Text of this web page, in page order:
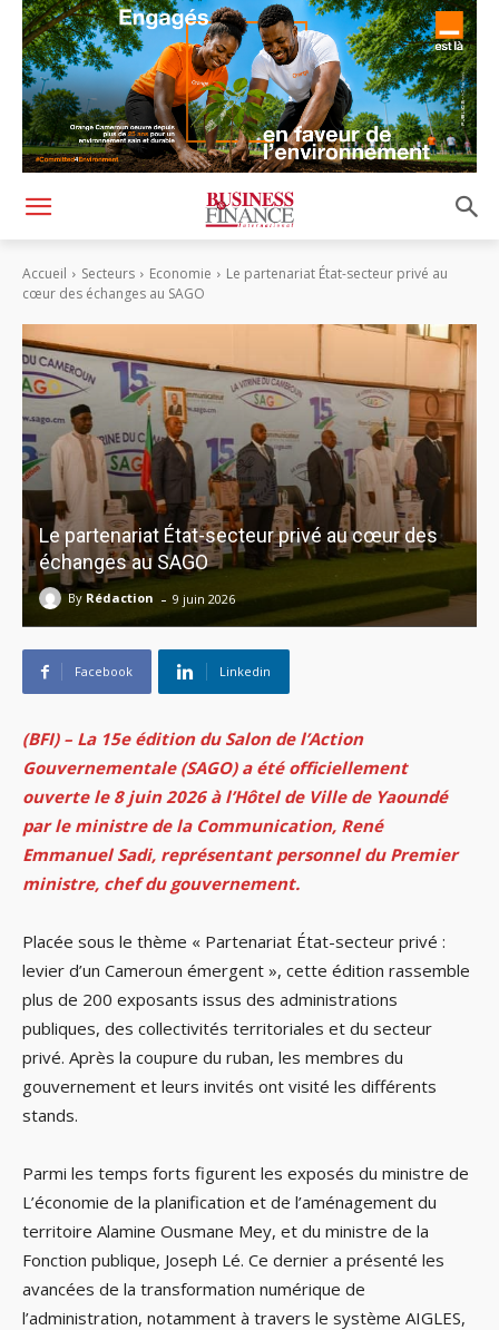
Accueil Secteurs Economie
Le partenariat État-secteur privé au
cœur des échanges au SAGO
Le partenariat État-secteur privé au cœur des
échanges au SAGO
By Rédaction - 9 juin 2026
Facebook Linkedin
(BFI) – La 15e édition du Salon de l’Action
Gouvernementale (SAGO) a été officiellement
ouverte le 8 juin 2026 à l’Hôtel de Ville de Yaoundé
par le ministre de la Communication, René
Emmanuel Sadi, représentant personnel du Premier
ministre, chef du gouvernement.
Placée sous le thème « Partenariat État-secteur privé :
levier d’un Cameroun émergent », cette édition rassemble
plus de 200 exposants issus des administrations
publiques, des collectivités territoriales et du secteur
privé. Après la coupure du ruban, les membres du
gouvernement et leurs invités ont visité les différents
stands.
Parmi les temps forts figurent les exposés du ministre de
L’économie de la planification et de l’aménagement du
territoire Alamine Ousmane Mey, et du ministre de la
Fonction publique, Joseph Lé. Ce dernier a présenté les
avancées de la transformation numérique de
l’administration, notamment à travers le système AIGLES,